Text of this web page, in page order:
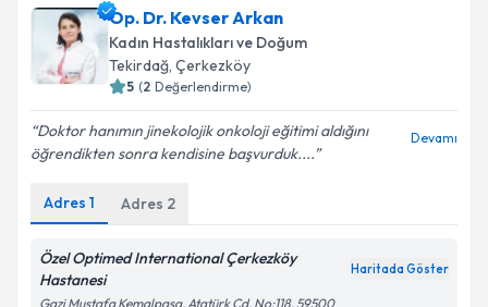
takvim hazırlandığında e-posta ile bilgilendireceğiz.
E-posta Adresiniz
Kişisel verilerimin işlenmesine ilişkin
kapsamda işlenmesini kabul ediyorum.
Takvim Talebini Gönder
Op. Dr. Kevser Arkan
Kadın Hastalıkları ve Doğum
Tekirdağ, Çerkezköy
5 (2 Değerlendirme)
Doktor hanımın jinekolojik onkoloji eğitimi aldığını
öğrendikten sonra kendisine başvurduk....
Devamı
Adres 1 Adres 2
Özel Optimed International Çerkezköy
Hastanesi
Haritada Göster
Gazi Mustafa Kemalpaşa, Atatürk Cd. No:118, 59500